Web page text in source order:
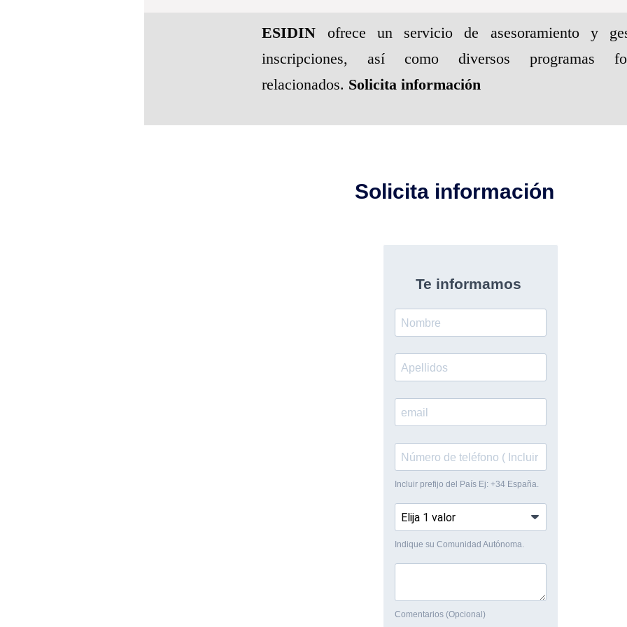
ESIDIN ofrece un servicio de asesoramiento y
inscripciones, así como diversos programas
relacionados. Solicita información
Solicita información